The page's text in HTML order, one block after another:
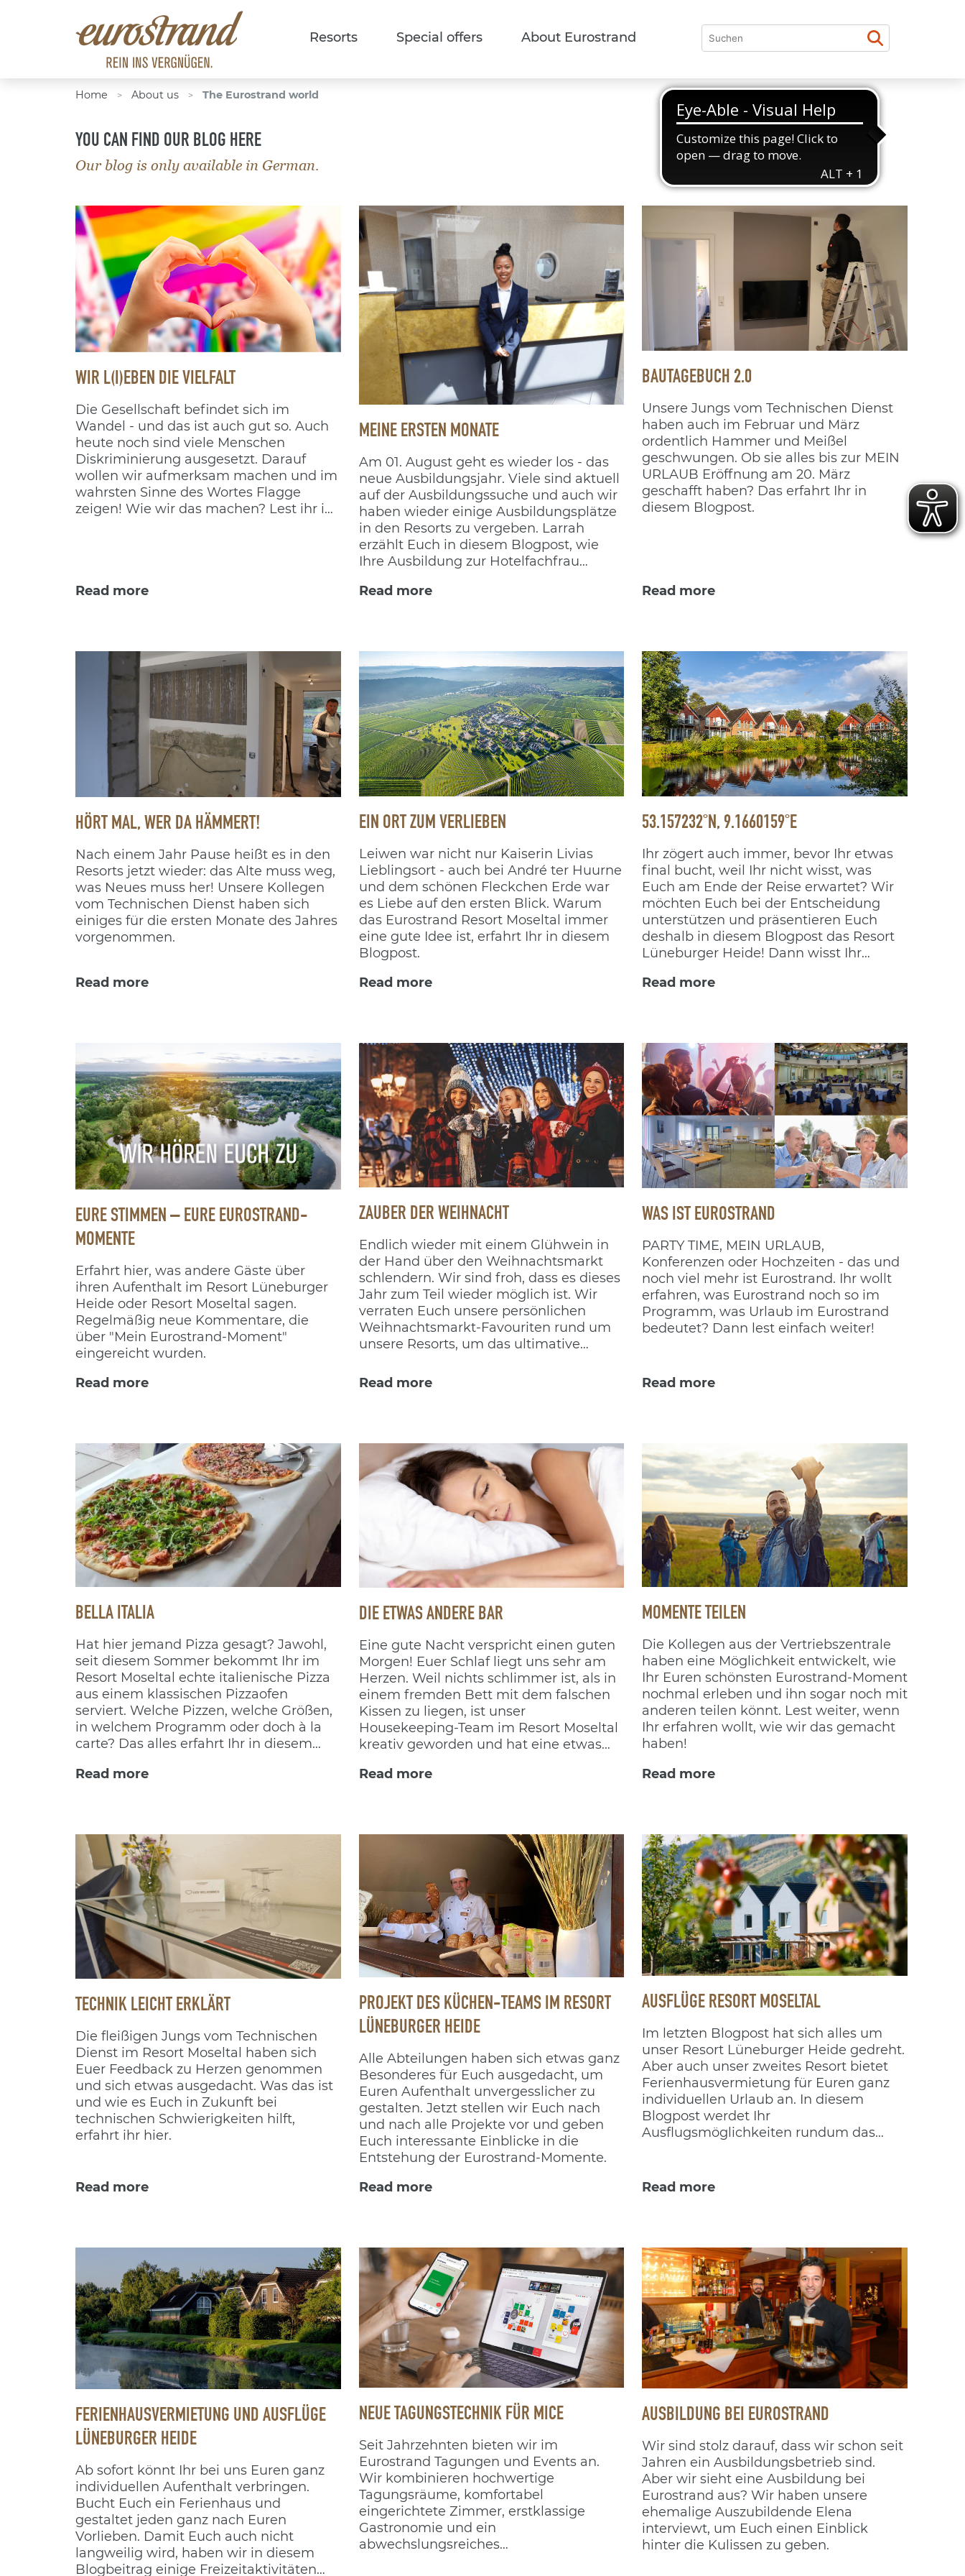
Resorts Special offers About Eurostrand
Home > About us > The Eurostrand world
YOU CAN FIND OUR BLOG HERE
Our blog is only available in German.
WIR L(I)EBEN DIE VIELFALT
Die Gesellschaft befindet sich im
Wandel - und das ist auch gut so. Auch
heute noch sind viele Menschen
Diskriminierung ausgesetzt. Darauf
wollen wir aufmerksam machen und im
wahrsten Sinne des Wortes Flagge
zeigen! Wie wir das machen? Lest ihr in
Read more
MEINE ERSTEN MONATE
Am 01. August geht es wieder los - das
neue Ausbildungsjahr. Viele sind aktuell
auf der Ausbildungssuche und auch wir
haben wieder einige Ausbildungsplätze
in den Resorts zu vergeben. Larrah
erzählt Euch in diesem Blogpost, wie
Ihre Ausbildung zur Hotelfachfrau
Read more
BAUTAGEBUCH 2.0
Unsere Jungs vom Technischen Dienst
haben auch im Februar und März
ordentlich Hammer und Meißel
geschwungen. Ob sie alles bis zur MEIN
URLAUB Eröffnung am 20. März
geschafft haben? Das erfahrt Ihr in
diesem Blogpost.
Read more
HÖRT MAL, WER DA HÄMMERT!
Nach einem Jahr Pause heißt es in den
Resorts jetzt wieder: das Alte muss weg,
was Neues muss her! Unsere Kollegen
vom Technischen Dienst haben sich
einiges für die ersten Monate des Jahres
vorgenommen.
Read more
EIN ORT ZUM VERLIEBEN
Leiwen war nicht nur Kaiserin Livias
Lieblingsort - auch bei André ter Huurne
und dem schönen Fleckchen Erde war
es Liebe auf den ersten Blick. Warum
das Eurostrand Resort Moseltal immer
eine gute Idee ist, erfahrt Ihr in diesem
Blogpost.
Read more
53.157232°N, 9.1660159°E
Ihr zögert auch immer, bevor Ihr etwas
final bucht, weil Ihr nicht wisst, was
Euch am Ende der Reise erwartet? Wir
möchten Euch bei der Entscheidung
unterstützen und präsentieren Euch
deshalb in diesem Blogpost das Resort
Lüneburger Heide! Dann wisst Ihr
fehlen darf!
Read more
EURE STIMMEN – EURE EUROSTRAND-
MOMENTE
Erfahrt hier, was andere Gäste über
ihren Aufenthalt im Resort Lüneburger
Heide oder Resort Moseltal sagen.
Regelmäßig neue Kommentare, die
über "Mein Eurostrand-Moment"
eingereicht wurden.
Read more
ZAUBER DER WEIHNACHT
Endlich wieder mit einem Glühwein in
der Hand über den Weihnachtsmarkt
schlendern. Wir sind froh, dass es dieses
Jahr zum Teil wieder möglich ist. Wir
verraten Euch unsere persönlichen
Weihnachtsmarkt-Favouriten rund um
unsere Resorts, um das ultimative
Read more
WAS IST EUROSTRAND
PARTY TIME, MEIN URLAUB,
Konferenzen oder Hochzeiten - das und
noch viel mehr ist Eurostrand. Ihr wollt
erfahren, was Eurostrand noch so im
Programm, was Urlaub im Eurostrand
bedeutet? Dann lest einfach weiter!
Read more
BELLA ITALIA
Hat hier jemand Pizza gesagt? Jawohl,
seit diesem Sommer bekommt Ihr im
Resort Moseltal echte italienische Pizza
aus einem klassischen Pizzaofen
serviert. Welche Pizzen, welche Größen,
in welchem Programm oder doch à la
carte? Das alles erfahrt Ihr in diesem
Read more
DIE ETWAS ANDERE BAR
Eine gute Nacht verspricht einen guten
Morgen! Euer Schlaf liegt uns sehr am
Herzen. Weil nichts schlimmer ist, als in
einem fremden Bett mit dem falschen
Kissen zu liegen, ist unser
Housekeeping-Team im Resort Moseltal
kreativ geworden und hat eine etwas
Read more
MOMENTE TEILEN
Die Kollegen aus der Vertriebszentrale
haben eine Möglichkeit entwickelt, wie
Ihr Euren schönsten Eurostrand-Moment
nochmal erleben und ihn sogar noch mit
anderen teilen könnt. Lest weiter, wenn
Ihr erfahren wollt, wie wir das gemacht
haben!
Read more
TECHNIK LEICHT ERKLÄRT
Die fleißigen Jungs vom Technischen
Dienst im Resort Moseltal haben sich
Euer Feedback zu Herzen genommen
und sich etwas ausgedacht. Was das ist
und wie es Euch in Zukunft bei
technischen Schwierigkeiten hilft,
erfahrt ihr hier.
Read more
PROJEKT DES KÜCHEN-TEAMS IM RESORT
LÜNEBURGER HEIDE
Alle Abteilungen haben sich etwas ganz
Besonderes für Euch ausgedacht, um
Euren Aufenthalt unvergesslicher zu
gestalten. Jetzt stellen wir Euch nach
und nach alle Projekte vor und geben
Euch interessante Einblicke in die
Entstehung der Eurostrand-Momente.
Read more
AUSFLÜGE RESORT MOSELTAL
Im letzten Blogpost hat sich alles um
unser Resort Lüneburger Heide gedreht.
Aber auch unser zweites Resort bietet
Ferienhausvermietung für Euren ganz
individuellen Urlaub an. In diesem
Blogpost werdet Ihr
Ausflugsmöglichkeiten rundum das
Read more
FERIENHAUSVERMIETUNG UND AUSFLÜGE
LÜNEBURGER HEIDE
Ab sofort könnt Ihr bei uns Euren ganz
individuellen Aufenthalt verbringen.
Bucht Euch ein Ferienhaus und
gestaltet jeden ganz nach Euren
Vorlieben. Damit Euch auch nicht
langweilig wird, haben wir in diesem
Blogbeitrag einige Freizeitaktivitäten
NEUE TAGUNGSTECHNIK FÜR MICE
Seit Jahrzehnten bieten wir im
Eurostrand Tagungen und Events an.
Wir kombinieren hochwertige
Tagungsräume, komfortabel
eingerichtete Zimmer, erstklassige
Gastronomie und ein
abwechslungsreiches
AUSBILDUNG BEI EUROSTRAND
Wir sind stolz darauf, dass wir schon seit
Jahren ein Ausbildungsbetrieb sind.
Aber wir sieht eine Ausbildung bei
Eurostrand aus? Wir haben unsere
ehemalige Auszubildende Elena
interviewt, um Euch einen Einblick
hinter die Kulissen zu geben.